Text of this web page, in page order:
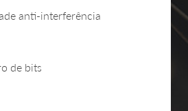
anti-interferência
de bits